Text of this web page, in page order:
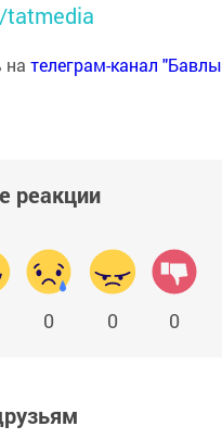
на телеграм-канал
реакции
0 0 0